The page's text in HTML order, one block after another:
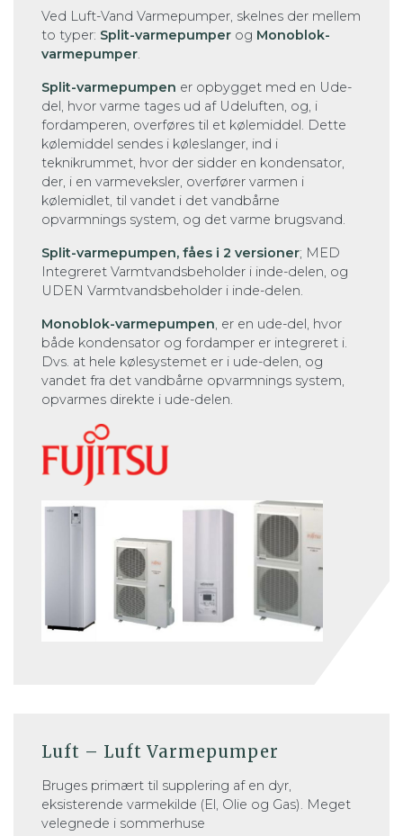
Ved Luft-Vand Varmepumper, skelnes der mellem
to typer: Split-varmepumper og Monoblok-
varmepumper.
Split-varmepumpen er opbygget med en Ude-
del, hvor varme tages ud af Udeluften, og, i
fordamperen, overføres til et kølemiddel. Dette
kølemiddel sendes i køleslanger, ind i
teknikrummet, hvor der sidder en kondensator,
der, i en varmeveksler, overfører varmen i
kølemidlet, til vandet i det vandbårne
opvarmnings system, og det varme brugsvand.
Split-varmepumpen, fåes i 2 versioner; MED
Integreret Varmtvandsbeholder i inde-delen, og
UDEN Varmtvandsbeholder i inde-delen.
Monoblok-varmepumpen, er en ude-del, hvor
både kondensator og fordamper er integreret i.
Dvs. at hele kølesystemet er i ude-delen, og
vandet fra det vandbårne opvarmnings system,
opvarmes direkte i ude-delen.
Luft – Luft Varmepumper
Bruges primært til supplering af en dyr,
eksisterende varmekilde (El, Olie og Gas). Meget
velegnede i sommerhuse